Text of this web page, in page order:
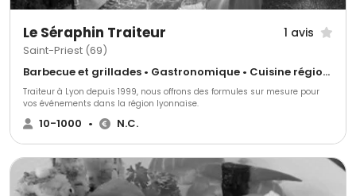
Le Séraphin Traiteur 1 avis
Saint-Priest (69)
Barbecue et grillades • Gastronomique • Cuisine régionale
Traiteur à Lyon depuis 1999, nous offrons des formules sur mesure pour
vos événements dans la région lyonnaise.
10-1000 • N.C.